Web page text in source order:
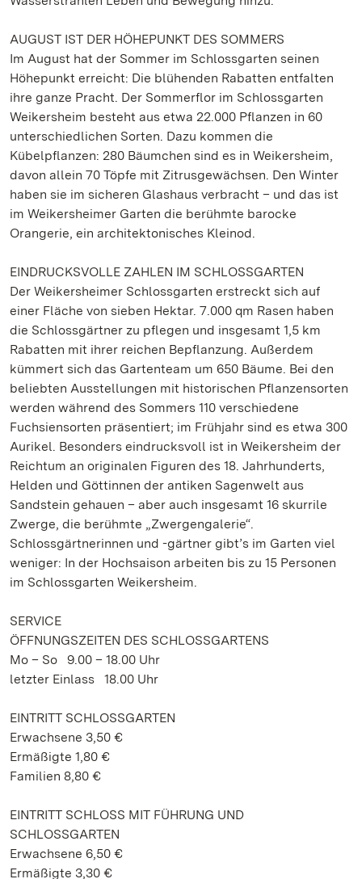
AUGUST IST DER HÖHEPUNKT DES SOMMERS
Im August hat der Sommer im Schlossgarten seinen
Höhepunkt erreicht: Die blühenden Rabatten entfalten
ihre ganze Pracht. Der Sommerflor im Schlossgarten
Weikersheim besteht aus etwa 22.000 Pflanzen in 60
unterschiedlichen Sorten. Dazu kommen die
Kübelpflanzen: 280 Bäumchen sind es in Weikersheim,
davon allein 70 Töpfe mit Zitrusgewächsen. Den Winter
haben sie im sicheren Glashaus verbracht – und das ist
im Weikersheimer Garten die berühmte barocke
Orangerie, ein architektonisches Kleinod.
EINDRUCKSVOLLE ZAHLEN IM SCHLOSSGARTEN
Der Weikersheimer Schlossgarten erstreckt sich auf
einer Fläche von sieben Hektar. 7.000 qm Rasen haben
die Schlossgärtner zu pflegen und insgesamt 1,5 km
Rabatten mit ihrer reichen Bepflanzung. Außerdem
kümmert sich das Gartenteam um 650 Bäume. Bei den
beliebten Ausstellungen mit historischen Pflanzensorten
werden während des Sommers 110 verschiedene
Fuchsiensorten präsentiert; im Frühjahr sind es etwa 300
Aurikel. Besonders eindrucksvoll ist in Weikersheim der
Reichtum an originalen Figuren des 18. Jahrhunderts,
Helden und Göttinnen der antiken Sagenwelt aus
Sandstein gehauen – aber auch insgesamt 16 skurrile
Zwerge, die berühmte „Zwergengalerie“.
Schlossgärtnerinnen und -gärtner gibt’s im Garten viel
weniger: In der Hochsaison arbeiten bis zu 15 Personen
im Schlossgarten Weikersheim.
SERVICE
ÖFFNUNGSZEITEN DES SCHLOSSGARTENS
Mo – So 9.00 – 18.00 Uhr
letzter Einlass 18.00 Uhr
EINTRITT SCHLOSSGARTEN
Erwachsene 3,50 €
Ermäßigte 1,80 €
Familien 8,80 €
EINTRITT SCHLOSS MIT FÜHRUNG UND
SCHLOSSGARTEN
Erwachsene 6,50 €
Ermäßigte 3,30 €